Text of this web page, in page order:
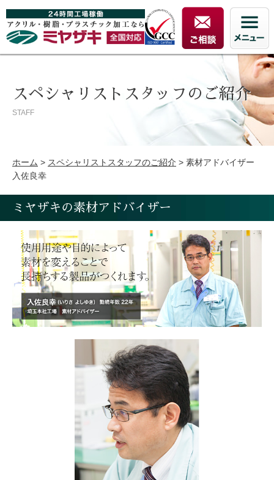
スペシャリストスタッフのご紹介
STAFF
ホーム > スペシャリストスタッフのご紹介 > 素材アドバイザー
入佐良幸
ミヤザキの素材アドバイザー